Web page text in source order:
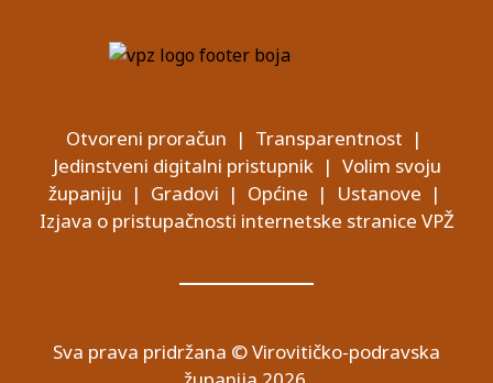
Otvoreni proračun | Transparentnost |
Jedinstveni digitalni pristupnik| Volim svoju
županiju | Gradovi | Općine | Ustanove |
Izjava o pristupačnosti internetske stranice VPŽ
Sva prava pridržana © Virovitičko-podravska